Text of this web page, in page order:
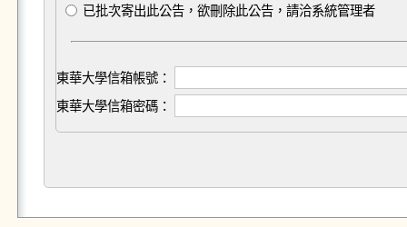
已批次寄出此公告，欲刪除此公告，請洽系統管理者
東華大學信箱帳號：
東華大學信箱密碼：